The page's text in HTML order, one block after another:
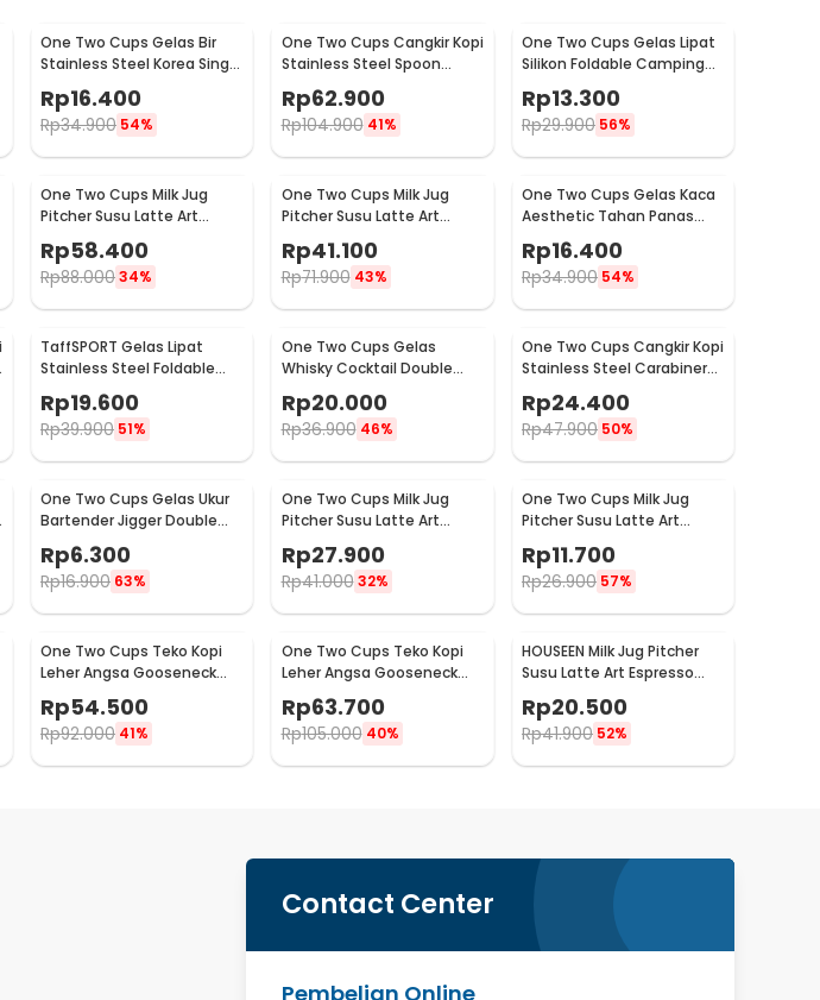
One Two Cups Gelas Bir
Stainless Steel Korea Single
Wall Glass 180ml - J070
Rp16.400
Rp34.900 54%
One Two Cups Cangkir Kopi
Stainless Steel Spoon
Saucer Cup 120ml - 201
Rp62.900
Rp104.900 41%
One Two Cups Gelas Lipat
Silikon Foldable Camping
with Strap 200ml - F120
Rp13.300
Rp29.900 56%
One Two Cups Milk Jug
Pitcher Susu Latte Art
Espresso Stainless Steel
900ml - J068
Rp58.400
Rp88.00034%
One Two Cups Milk Jug
Pitcher Susu Latte Art
350ml - 10084
Rp41.100
Rp71.900 43%
One Two Cups Gelas Kaca
Aesthetic Tahan Panas
Double Wall Glass 250ml -
PLY1704
Rp16.400
Rp34.900 54%
TaffSPORT Gelas Lipat
Stainless Steel Foldable
Cup Carabiner 240ml -
F180
Rp19.600
Rp39.900 51%
One Two Cups Gelas
Whisky Cocktail Double
- SG-02
Rp20.000
Rp36.900 46%
One Two Cups Cangkir Kopi
Stainless Steel Carabiner
Rp24.400
Rp47.900 50%
One Two Cups Gelas Ukur
Bartender Jigger Double
Shot 15ml and 30ml - LE2
Rp6.300
Rp16.900 63%
One Two Cups Milk Jug
Pitcher Susu Latte Art
200ml - J068
Rp27.900
Rp41.000 32%
One Two Cups Milk Jug
Pitcher Susu Latte Art
1oz - S06HG
Rp11.700
Rp26.900 57%
One Two Cups Teko Kopi
Leher Angsa Gooseneck
- AA049
Rp54.500
Rp92.000 41%
One Two Cups Teko Kopi
Leher Angsa Gooseneck
Pour Over Drip Kettle 350ml
- AA049
Rp63.700
Rp105.000 40%
HOUSEEN Milk Jug Pitcher
Susu Latte Art Espresso
DL060
Rp20.500
Rp41.900 52%
Contact Center
Pembelian Online